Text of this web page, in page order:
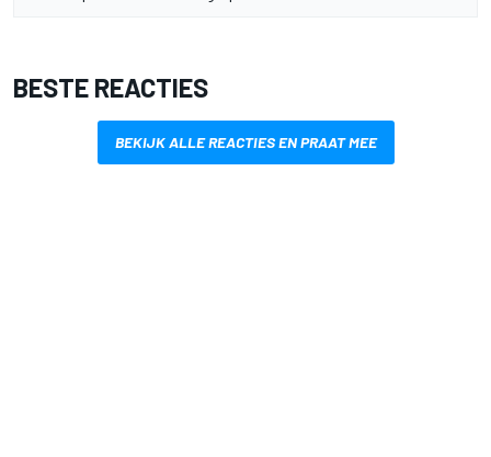
BESTE REACTIES
BEKIJK ALLE REACTIES EN PRAAT MEE